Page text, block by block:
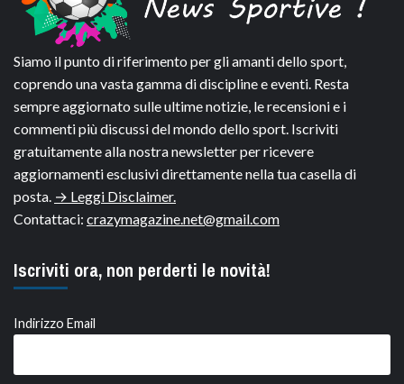
Siamo il punto di riferimento per gli amanti dello sport,
coprendo una vasta gamma di discipline e eventi. Resta
sempre aggiornato sulle ultime notizie, le recensioni e i
commenti più discussi del mondo dello sport. Iscriviti
gratuitamente alla nostra newsletter per ricevere
aggiornamenti esclusivi direttamente nella tua casella di
posta. → Leggi Disclaimer.
Contattaci: crazymagazine.net@gmail.com
Iscriviti ora, non perderti le novità!
Indirizzo Email